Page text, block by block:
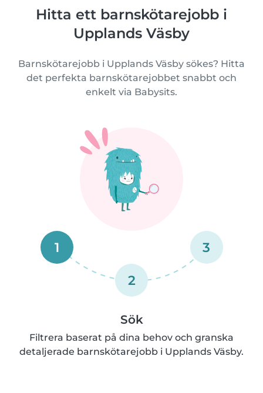
Hitta ett barnskötarejobb i
Upplands Väsby
Barnskötarejobb i Upplands Väsby sökes? Hitta
det perfekta barnskötarejobbet snabbt och
enkelt via Babysits.
1
2
3
Sök
Filtrera baserat på dina behov och granska
detaljerade barnskötarejobb i Upplands Väsby.